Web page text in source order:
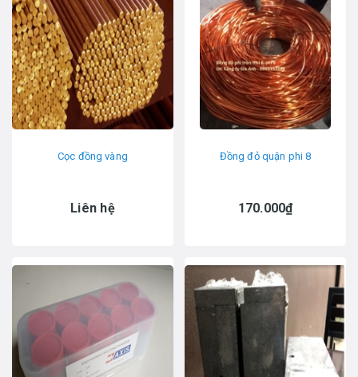
Cọc đồng vàng
Liên hệ
Đồng đỏ quận phi 8
170.000₫